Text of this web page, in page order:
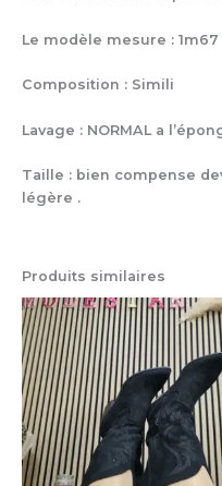
Le modèle mesure : 1m67
Composition : Simili
Lavage : NORMAL a
Taille : bien compense
légère .
Produits similaires